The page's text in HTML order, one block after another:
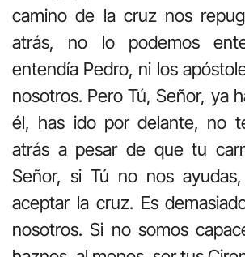
camino de la cruz nos
atrás, no lo podemos
entendía Pedro, ni los
nosotros. Pero Tú, Señor, ya
él, has ido por delante, no
atrás a pesar de que tu
Señor, si Tú no nos
aceptar la cruz. Es
nosotros. Si no somos